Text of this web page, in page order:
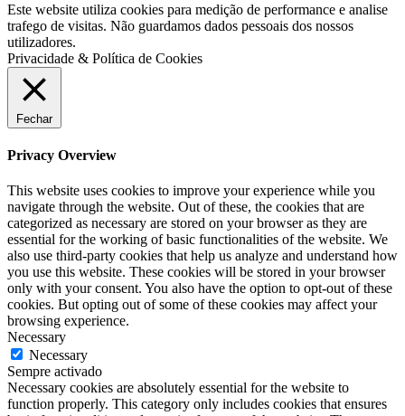
Este website utiliza cookies para medição de performance e analise
trafego de visitas. Não guardamos dados pessoais dos nossos
utilizadores.
Privacidade & Política de Cookies
Fechar
Privacy Overview
This website uses cookies to improve your experience while you
navigate through the website. Out of these, the cookies that are
categorized as necessary are stored on your browser as they are
essential for the working of basic functionalities of the website. We
also use third-party cookies that help us analyze and understand how
you use this website. These cookies will be stored in your browser
only with your consent. You also have the option to opt-out of these
cookies. But opting out of some of these cookies may affect your
browsing experience.
Necessary
Necessary
Sempre activado
Necessary cookies are absolutely essential for the website to
function properly. This category only includes cookies that ensures